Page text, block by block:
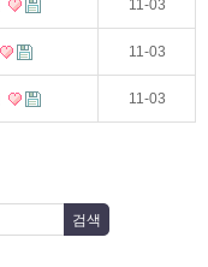
11-03
11-03
11-03